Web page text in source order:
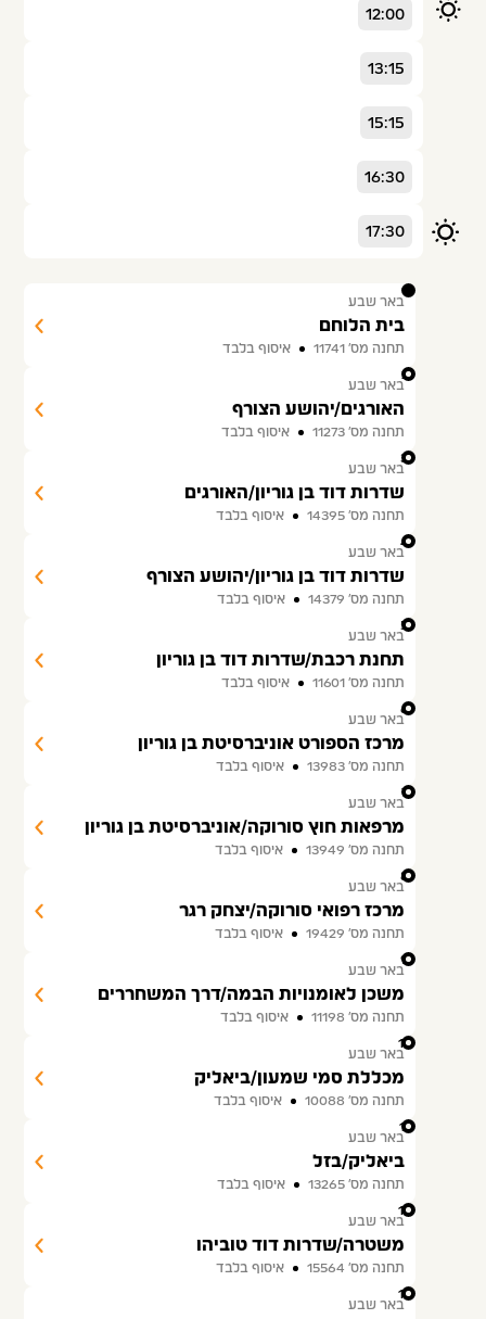
12:00
13:15
15:15
16:30
17:30
1
באר שבע
בית הלוחם
תחנה מס׳ 11741 איסוף בלבד
2
באר שבע
האורגים/יהושע הצורף
תחנה מס׳ 11273 איסוף בלבד
3
באר שבע
שדרות דוד בן גוריון/האורגים
תחנה מס׳ 14395 איסוף בלבד
4
באר שבע
שדרות דוד בן גוריון/יהושע הצורף
תחנה מס׳ 14379 איסוף בלבד
5
באר שבע
תחנת רכבת/שדרות דוד בן גוריון
תחנה מס׳ 11601 איסוף בלבד
6
באר שבע
מרכז הספורט אוניברסיטת בן גוריון
תחנה מס׳ 13983 איסוף בלבד
7
באר שבע
מרפאות חוץ סורוקה/אוניברסיטת בן גוריון
תחנה מס׳ 13949 איסוף בלבד
8
באר שבע
מרכז רפואי סורוקה/יצחק רגר
תחנה מס׳ 19429 איסוף בלבד
9
באר שבע
משכן לאומנויות הבמה/דרך המשחררים
תחנה מס׳ 11198 איסוף בלבד
10
באר שבע
מכללת סמי שמעון/ביאליק
תחנה מס׳ 10088 איסוף בלבד
11
באר שבע
ביאליק/בזל
תחנה מס׳ 13265 איסוף בלבד
12
באר שבע
משטרה/שדרות דוד טוביהו
תחנה מס׳ 15564 איסוף בלבד
13
באר שבע